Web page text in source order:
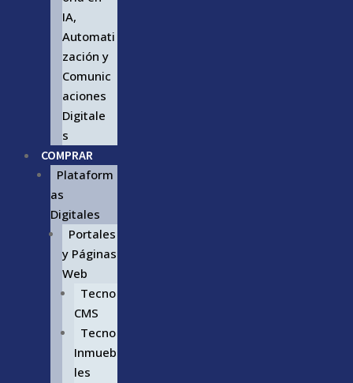
IA,
Automati
zación y
Comunic
aciones
Digitale
s
COMPRAR
Plataform
as
Digitales
Portales
y Páginas
Web
Tecno
CMS
Tecno
Inmueb
les